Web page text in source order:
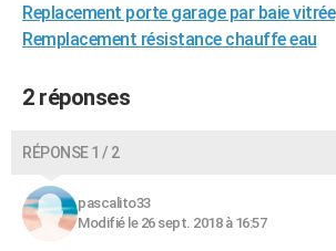
CARTE DE VOEUX
Dictionnaire
Biographies
Citations
Expressions
Proverbes
PROGRAMME TV
COPAINS D'AVANT
S'inscrire
Se connecter
Lycées
Collèges
Primaires
Universités
Entreprises
Service militaire
Avis de recherche
AVIS DE DÉCÈS
Replacement porte garage par baie vitrée
Remplacement résistance chauffe eau
2 réponses
RÉPONSE 1 / 2
pascalito33
Modifié le 26 sept. 2018 à 16:57